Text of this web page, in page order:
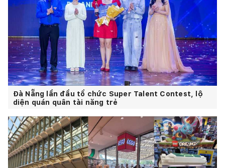
Đà Nẵng lần đầu tổ chức Super Talent Contest, lộ
diện quán quân tài năng trẻ